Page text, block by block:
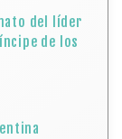
del líder
de los